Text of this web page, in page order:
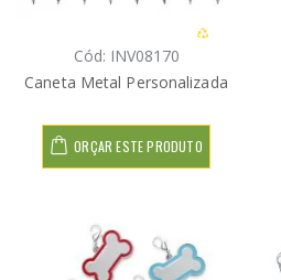
Cód: INV08170
Caneta Metal Personalizada
ORÇAR ESTE PRODUTO